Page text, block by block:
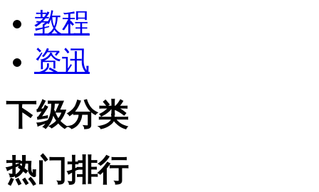
教程
资讯
下级分类
热门排行